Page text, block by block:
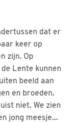
dat er
keer op
zijn. Op
Lente kunnen
beeld aan
en broeden.
niet. We zien
jong meesje…